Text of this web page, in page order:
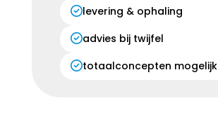
levering & ophaling
advies bij twijfel
totaalconcepten mogelijk